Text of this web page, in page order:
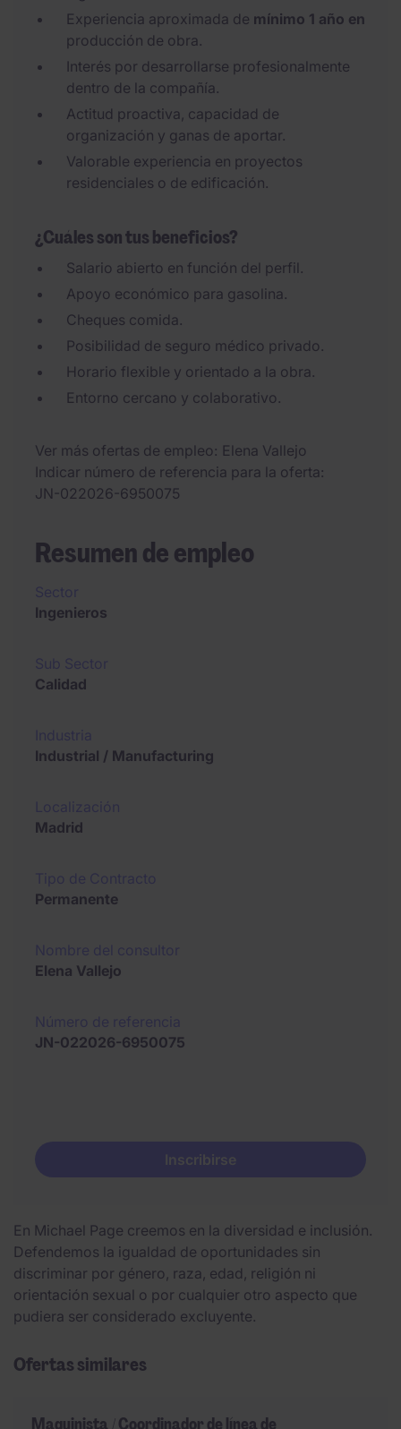
Experiencia aproximada de mínimo 1 año en
producción de obra.
Interés por desarrollarse profesionalmente
dentro de la compañía.
Actitud proactiva, capacidad de
organización y ganas de aportar.
Valorable experiencia en proyectos
residenciales o de edificación.
¿Cuáles son tus beneficios?
Salario abierto en función del perfil.
Apoyo económico para gasolina.
Cheques comida.
Posibilidad de seguro médico privado.
Horario flexible y orientado a la obra.
Entorno cercano y colaborativo.
Ver más ofertas de empleo
Elena Vallejo
Indicar número de referencia para la oferta
JN-022026-6950075
Resumen de empleo
Ingenieros
Calidad
Industrial / Manufacturing
Madrid
Permanente
Elena Vallejo
JN-022026-6950075
Inscribirse
En Michael Page creemos en la diversidad e inclusión.
Defendemos la igualdad de oportunidades sin
discriminar por género, raza, edad, religión ni
orientación sexual o por cualquier otro aspecto que
pudiera ser considerado excluyente.
Ofertas similares
Maquinista / Coordinador de línea de